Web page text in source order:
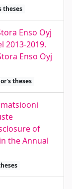
theses
Enso Oyj
2013-2019.
Enso Oyj
theses
of
the Annual